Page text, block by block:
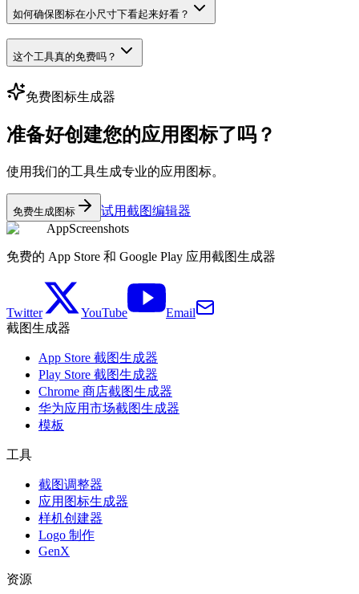
如何确保图标在小尺寸下看起来好看？
这个工具真的免费吗？
免费图标生成器
准备好创建您的应用图标了吗？
使用我们的工具生成专业的应用图标。
免费生成图标
试用截图编辑器
AppScreenshots
免费的 App Store 和 Google Play 应用截图生成器
Twitter YouTube
Email
截图生成器
App Store 截图生成器
Play Store 截图生成器
Chrome 商店截图生成器
华为应用市场截图生成器
模板
工具
截图调整器
应用图标生成器
样机创建器
Logo 制作
GenX
资源